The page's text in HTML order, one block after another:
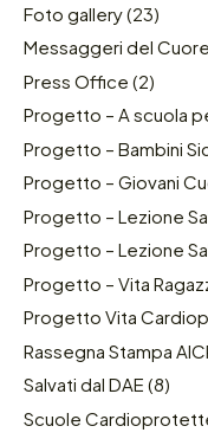
Foto gallery(23)
Messaggeri del Cuore
Press Office (2)
Progetto – A scuola
Progetto – Bambini
Progetto – Giovani
Progetto – Lezione
Progetto – Lezione
Progetto – Vita
Progetto Vita
Rassegna Stampa
Salvati dal DAE (8)
Scuole